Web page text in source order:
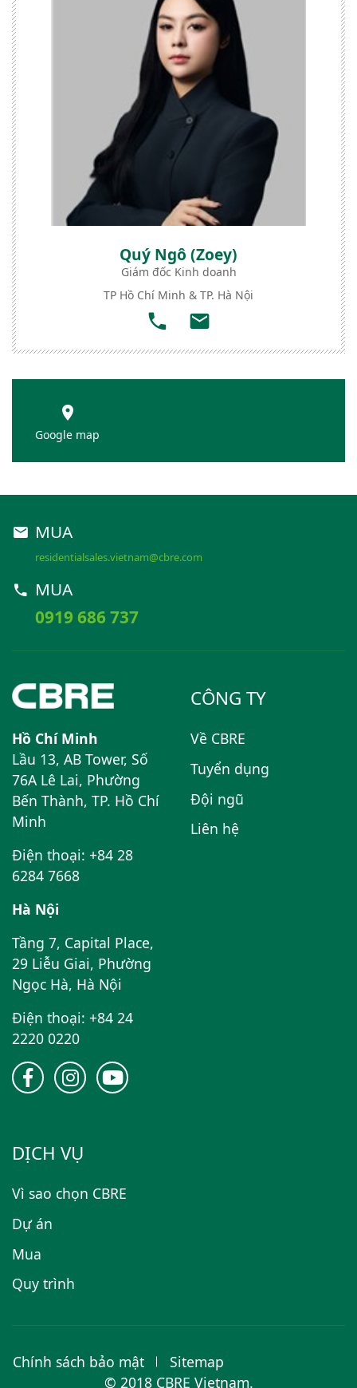
Quý Ngô (Zoey)
Giám đốc Kinh doanh
TP Hồ Chí Minh & TP. Hà Nội
Google map
MUA
residentialsales.vietnam@cbre.com
MUA
0919 686 737
Hồ Chí Minh
Lầu 13, AB Tower, Số
76A Lê Lai, Phường
Bến Thành, TP. Hồ Chí
Minh
Điện thoại: +84 28
6284 7668
Hà Nội
Tầng 7, Capital Place,
29 Liễu Giai, Phường
Ngọc Hà, Hà Nội
Điện thoại: +84 24
2220 0220
CÔNG TY
Về CBRE
Tuyển dụng
Đội ngũ
Liên hệ
DỊCH VỤ
Vì sao chọn CBRE
Dự án
Mua
Quy trình
Chính sách bảo mật
Sitemap
© 2018 CBRE Vietnam.